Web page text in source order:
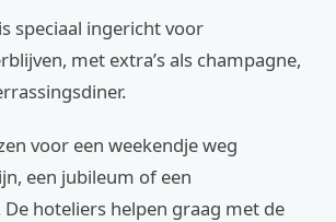
speciaal ingericht voor
met extra’s als champagne,
voor een weekendje weg
een jubileum of een
hoteliers helpen graag met de